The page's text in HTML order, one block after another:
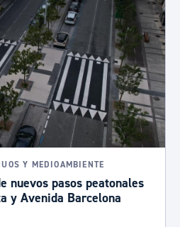
Y MEDIOAMBIENTE
nuevos pasos peatonales
y Avenida Barcelona